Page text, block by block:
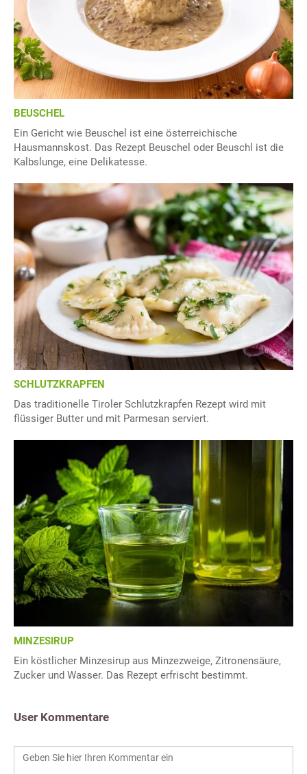
BEUSCHEL
Ein Gericht wie Beuschel ist eine österreichische
Hausmannskost. Das Rezept Beuschel oder Beuschl ist die
Kalbslunge, eine Delikatesse.
SCHLUTZKRAPFEN
Das traditionelle Tiroler Schlutzkrapfen Rezept wird mit
flüssiger Butter und mit Parmesan serviert.
MINZESIRUP
Ein köstlicher Minzesirup aus Minzezweige, Zitronensäure,
Zucker und Wasser. Das Rezept erfrischt bestimmt.
User Kommentare